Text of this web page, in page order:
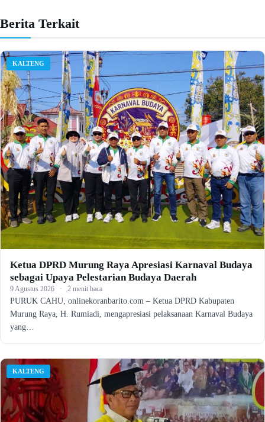
Berita Terkait
KALTENG
Ketua DPRD Murung Raya Apresiasi Karnaval Budaya
sebagai Upaya Pelestarian Budaya Daerah
9 Agustus 2026 · 2 menit baca
PURUK CAHU, onlinekoranbarito.com – Ketua DPRD Kabupaten
Murung Raya, H. Rumiadi, mengapresiasi pelaksanaan Karnaval Budaya
yang…
KALTENG